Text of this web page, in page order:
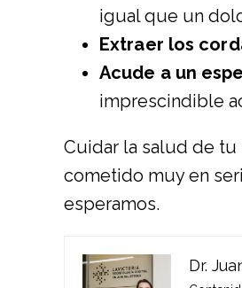
igual que un
Extraer los
Acude a un
imprescindible
Cuidar la salud de tu
cometido muy en
esperamos.
Dr.